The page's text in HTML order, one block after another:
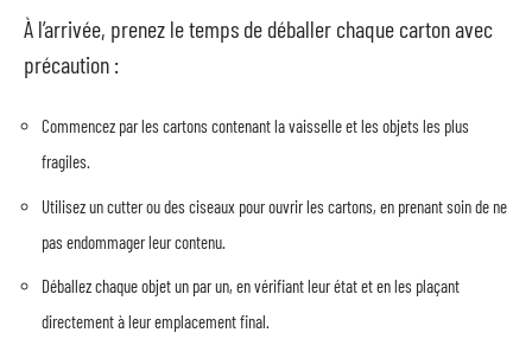
À l’arrivée, prenez le temps de déballer chaque carton avec
précaution :
Commencez par les cartons contenant la vaisselle et les objets les plus
fragiles.
Utilisez un cutter ou des ciseaux pour ouvrir les cartons, en prenant soin de ne
pas endommager leur contenu.
Déballez chaque objet un par un, en vérifiant leur état et en les plaçant
directement à leur emplacement final.